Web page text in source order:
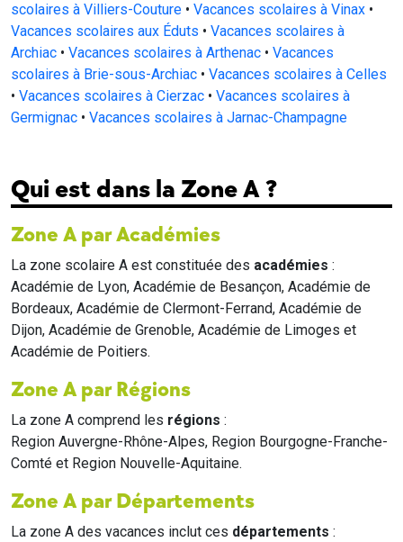
scolaires à Villiers-Couture • Vacances scolaires à Vinax •
Vacances scolaires aux Éduts • Vacances scolaires à
Archiac • Vacances scolaires à Arthenac • Vacances
scolaires à Brie-sous-Archiac • Vacances scolaires à Celles
• Vacances scolaires à Cierzac • Vacances scolaires à
Germignac • Vacances scolaires à Jarnac-Champagne
Qui est dans la Zone A ?
Zone A par Académies
La zone scolaire A est constituée des académies :
Académie de Lyon, Académie de Besançon, Académie de
Bordeaux, Académie de Clermont-Ferrand, Académie de
Dijon, Académie de Grenoble, Académie de Limoges et
Académie de Poitiers.
Zone A par Régions
La zone A comprend les régions :
Region Auvergne-Rhône-Alpes, Region Bourgogne-Franche-
Comté et Region Nouvelle-Aquitaine.
Zone A par Départements
La zone A des vacances inclut ces départements :